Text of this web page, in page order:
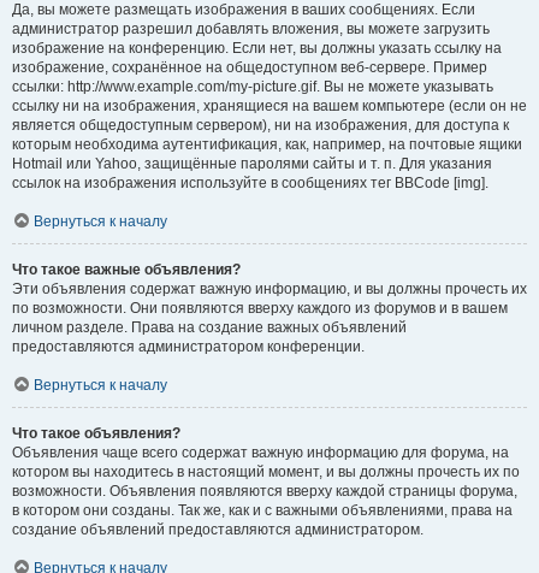
Да, вы можете размещать изображения в ваших сообщениях. Если
администратор разрешил добавлять вложения, вы можете загрузить
изображение на конференцию. Если нет, вы должны указать ссылку на
изображение, сохранённое на общедоступном веб-сервере. Пример
ссылки: http://www.example.com/my-picture.gif. Вы не можете указывать
ссылку ни на изображения, хранящиеся на вашем компьютере (если он не
является общедоступным сервером), ни на изображения, для доступа к
которым необходима аутентификация, как, например, на почтовые ящики
Hotmail или Yahoo, защищённые паролями сайты и т. п. Для указания
ссылок на изображения используйте в сообщениях тег BBCode [img].
Вернуться к началу
Что такое важные объявления?
Эти объявления содержат важную информацию, и вы должны прочесть их
по возможности. Они появляются вверху каждого из форумов и в вашем
личном разделе. Права на создание важных объявлений
предоставляются администратором конференции.
Вернуться к началу
Что такое объявления?
Объявления чаще всего содержат важную информацию для форума, на
котором вы находитесь в настоящий момент, и вы должны прочесть их по
возможности. Объявления появляются вверху каждой страницы форума,
в котором они созданы. Так же, как и с важными объявлениями, права на
создание объявлений предоставляются администратором.
Вернуться к началу